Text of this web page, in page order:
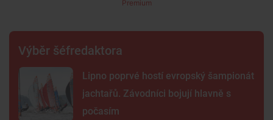
Premium
Výběr šéfredaktora
Lipno poprvé hostí evropský šampionát
jachtařů. Závodníci bojují hlavně s
počasím